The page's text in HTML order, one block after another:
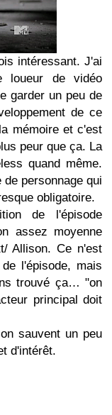
intéressant. J'ai
loueur de vidéo
garder un peu de
de ce
mémoire et c'est
peur que ça. La
quand même.
personnage qui
obligatoire.
de l'épisode
assez moyenne
Allison. Ce n'est
l'épisode, mais
trouvé ça… "on
principal doit
sauvent un peu
d'intérêt.